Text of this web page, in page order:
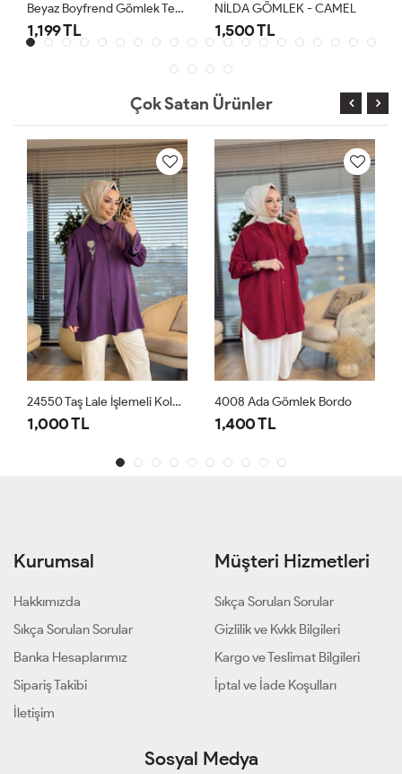
Beyaz Boyfrend Gömlek Tesettür Giyim
1,199 TL
NİLDA GÖMLEK - CAMEL
1,500 TL
Çok Satan Ürünler
24550 Taş Lale İşlemeli Kolu Manşetli Gömlek Leylak
1,000 TL
4008 Ada Gömlek Bordo
1,400 TL
Kurumsal
Hakkımızda
Sıkça Sorulan Sorular
Banka Hesaplarımız
Sipariş Takibi
İletişim
Müşteri Hizmetleri
Sıkça Sorulan Sorular
Gizlilik ve Kvkk Bilgileri
Kargo ve Teslimat Bilgileri
İptal ve İade Koşulları
Sosyal Medya